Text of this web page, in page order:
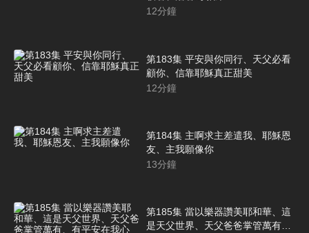
12分鐘
第183集 平安與你同行、天父必看
顧你、信靠耶穌真正甜美
12分鐘
第184集 主啊求主差遣我、耶穌恩
友、主我願像你
13分鐘
第185集 當以樂器讚美耶和華、這
是天父世界、天父爸爸掌管萬有、